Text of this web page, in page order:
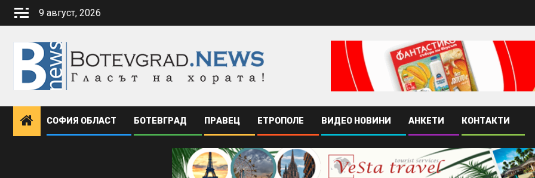
Skip
9 август, 2026
СОФИЯ ОБЛАСТ БОТЕВГРАД ПРАВЕЦ ЕТРОПОЛЕ ВИДЕО НОВИНИ АНКЕТИ КОНТАКТИ